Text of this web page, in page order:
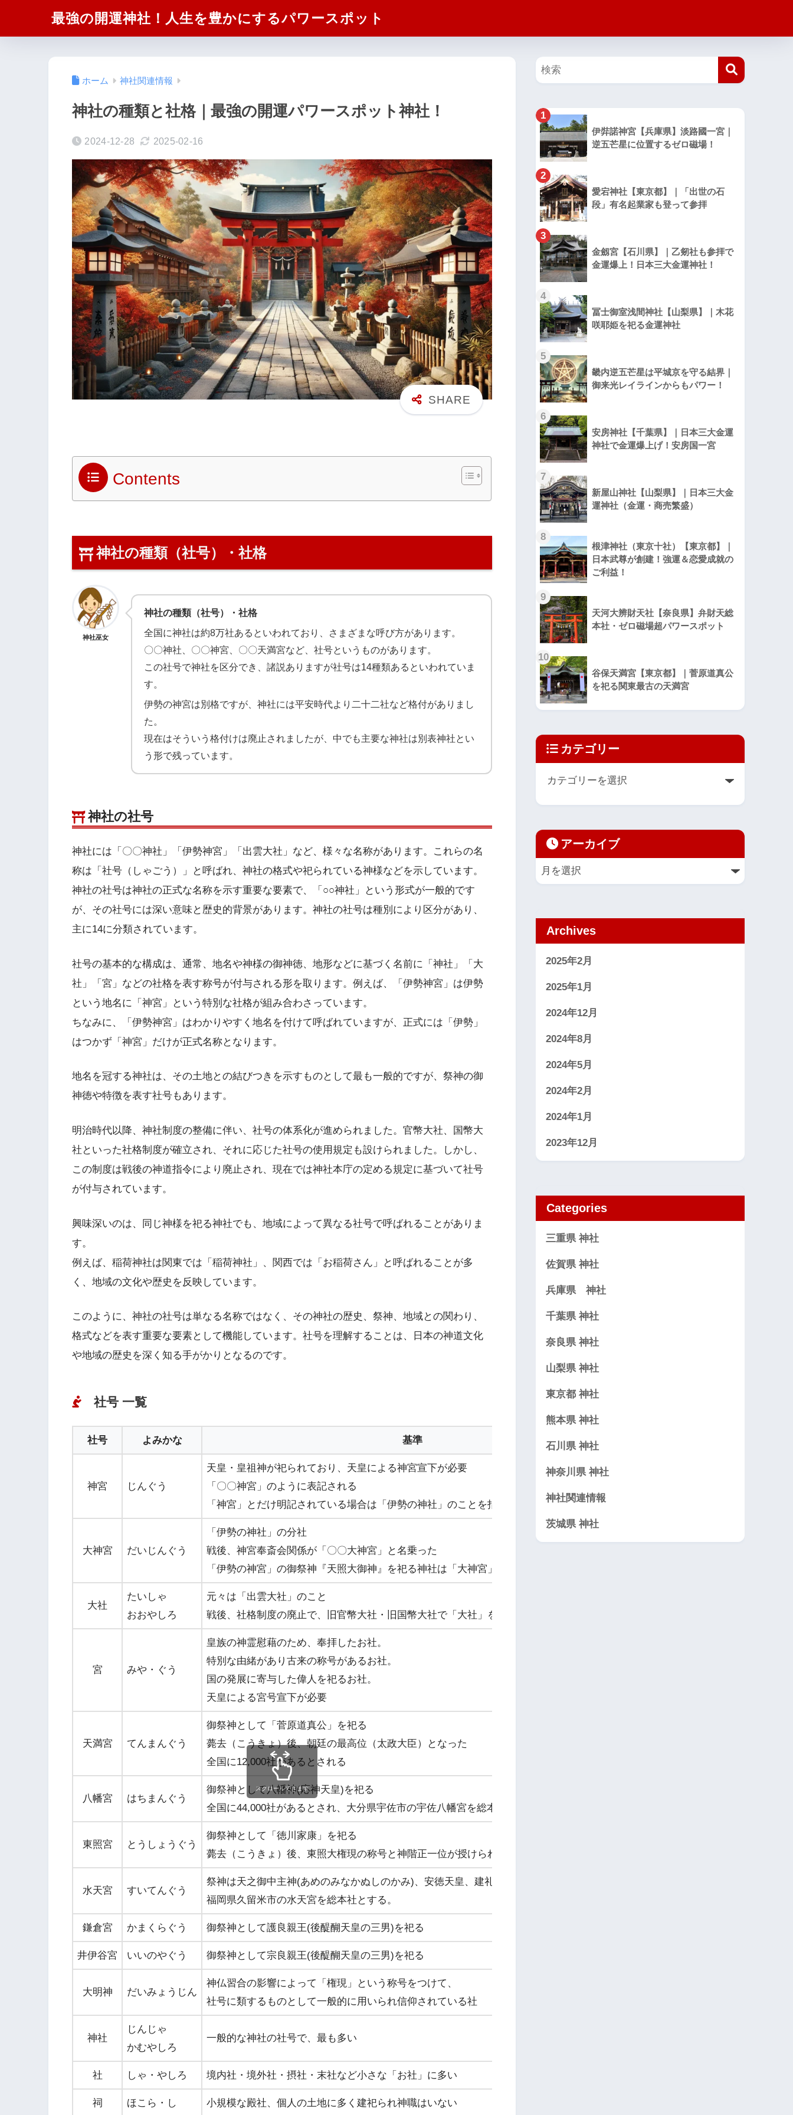
最強の開運神社！人生を豊かにするパワースポット
ホーム 神社関連情報
神社の種類と社格｜最強の開運パワースポット神社！
2024-12-28 2025-02-16
Contents
神社の種類（社号）・社格
神社巫女
神社の種類（社号）・社格
全国に神社は約8万社あるといわれており、さまざまな呼び方があります。
〇〇神社、〇〇神宮、〇〇天満宮など、社号というものがあります。
この社号で神社を区分でき、諸説ありますが社号は14種類あるといわれていま
す。
伊勢の神宮は別格ですが、神社には平安時代より二十二社など格付がありまし
た。
現在はそういう格付けは廃止されましたが、中でも主要な神社は別表神社とい
う形で残っています。
神社の社号
神社には「〇〇神社」「伊勢神宮」「出雲大社」など、様々な名称があります。これらの名
称は「社号（しゃごう）」と呼ばれ、神社の格式や祀られている神様などを示しています。
神社の社号は神社の正式な名称を示す重要な要素で、「○○神社」という形式が一般的です
が、その社号には深い意味と歴史的背景があります。神社の社号は種別により区分があり、
主に14に分類されています。
社号の基本的な構成は、通常、地名や神様の御神徳、地形などに基づく名前に「神社」「大
社」「宮」などの社格を表す称号が付与される形を取ります。例えば、「伊勢神宮」は伊勢
という地名に「神宮」という特別な社格が組み合わさっています。
ちなみに、「伊勢神宮」はわかりやすく地名を付けて呼ばれていますが、正式には「伊勢」
はつかず「神宮」だけが正式名称となります。
地名を冠する神社は、その土地との結びつきを示すものとして最も一般的ですが、祭神の御
神徳や特徴を表す社号もあります。
明治時代以降、神社制度の整備に伴い、社号の体系化が進められました。官幣大社、国幣大
社といった社格制度が確立され、それに応じた社号の使用規定も設けられました。しかし、
この制度は戦後の神道指令により廃止され、現在では神社本庁の定める規定に基づいて社号
が付与されています。
興味深いのは、同じ神様を祀る神社でも、地域によって異なる社号で呼ばれることがありま
す。
例えば、稲荷神社は関東では「稲荷神社」、関西では「お稲荷さん」と呼ばれることが多
く、地域の文化や歴史を反映しています。
このように、神社の社号は単なる名称ではなく、その神社の歴史、祭神、地域との関わり、
格式などを表す重要な要素として機能しています。社号を理解することは、日本の神道文化
や地域の歴史を深く知る手がかりとなるのです。
社号 一覧
社号 よみかな 基準
神宮 じんぐう
天皇・皇祖神が祀られており、天皇による神宮宣下が必要
「〇〇神宮」のように表記される
「神宮」とだけ明記されている場合は「伊勢の神社」のことを指す
大神宮 だいじんぐう
「伊勢の神社」の分社
戦後、神宮奉斎会関係が「〇〇大神宮」と名乗った
「伊勢の神宮」の御祭神『天照大御神』を祀る神社は「大神宮」の社号を用いる場合がある
大社
たいしゃ
おおやしろ
元々は「出雲大社」のこと
戦後、社格制度の廃止で、旧官幣大社・旧国幣大社で「大社」を社号に用いた
宮 みや・ぐう
皇族の神霊慰藉のため、奉拝したお社。
特別な由緒があり古来の称号があるお社。
国の発展に寄与した偉人を祀るお社。
天皇による宮号宣下が必要
天満宮 てんまんぐう
御祭神として「菅原道真公」を祀る
薨去（こうきょ）後、朝廷の最高位（太政大臣）となった
全国に12,000社があるとされる
八幡宮 はちまんぐう
御祭神として八幡神(応神天皇)を祀る
全国に44,000社があるとされ、大分県宇佐市の宇佐八幡宮を総本社とする。
東照宮 とうしょうぐう
御祭神として「徳川家康」を祀る
薨去（こうきょ）後、東照大権現の称号と神階正一位が授けられた
水天宮 すいてんぐう
祭神は天之御中主神(あめのみなかぬしのかみ)、安徳天皇、建礼門院、平時子。
福岡県久留米市の水天宮を総本社とする。
鎌倉宮 かまくらぐう 御祭神として護良親王(後醍醐天皇の三男)を祀る
井伊谷宮 いいのやぐう 御祭神として宗良親王(後醍醐天皇の三男)を祀る
大明神 だいみょうじん
神仏習合の影響によって「権現」という称号をつけて、
社号に類するものとして一般的に用いられ信仰されている社
神社
じんじゃ
かむやしろ
一般的な神社の社号で、最も多い
社 しゃ・やしろ 境内社・境外社・摂社・末社など小さな「お社」に多い
祠 ほこら・し 小規模な殿社、個人の土地に多く建祀られ神職はいない
スクロールできます
1
伊弉諾神宮【兵庫県】淡路國一宮｜
逆五芒星に位置するゼロ磁場！
2
愛宕神社【東京都】｜「出世の石
段」有名起業家も登って参拝
3
金劔宮【石川県】｜乙剱社も参拝で
金運爆上！日本三大金運神社！
4
冨士御室浅間神社【山梨県】｜木花
咲耶姫を祀る金運神社
5
畿内逆五芒星は平城京を守る結界｜
御来光レイラインからもパワー！
6
安房神社【千葉県】｜日本三大金運
神社で金運爆上げ！安房国一宮
7
新屋山神社【山梨県】｜日本三大金
運神社（金運・商売繁盛）
8
根津神社（東京十社）【東京都】｜
日本武尊が創建！強運＆恋愛成就の
ご利益！
9
天河大辨財天社【奈良県】弁財天総
本社・ゼロ磁場超パワースポット
10
谷保天満宮【東京都】｜菅原道真公
を祀る関東最古の天満宮
カテゴリー
アーカイブ
Archives
2025年2月
2025年1月
2024年12月
2024年8月
2024年5月
2024年2月
2024年1月
2023年12月
Categories
三重県 神社
佐賀県 神社
兵庫県 神社
千葉県 神社
奈良県 神社
山梨県 神社
東京都 神社
熊本県 神社
石川県 神社
神奈川県 神社
神社関連情報
茨城県 神社